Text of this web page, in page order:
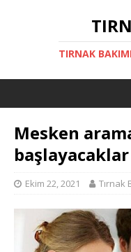
TIRNAK
Mesken
Ekim 22, 2021 Tırnak